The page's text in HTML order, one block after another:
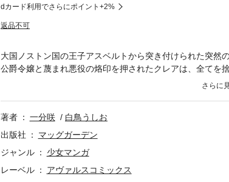
dカード利用でさらにポイント+2%
返品不可
大国ノストン国の王子アスベルトから突き付けられた突
公爵令嬢と蔑まれ悪役の烙印を押されたクレアは、全てを
「小説家になろう」サイトで大人気を博した悪役公爵令嬢
著者 一分咲
白鳥うしお
出版社
マッグガーデン
ジャンル
少女マンガ
レーベル
アヴァルスコミックス